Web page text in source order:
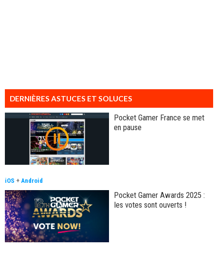
DERNIÈRES ASTUCES ET SOLUCES
Pocket Gamer France se met
en pause
iOS + Android
Pocket Gamer Awards 2025 :
les votes sont ouverts !